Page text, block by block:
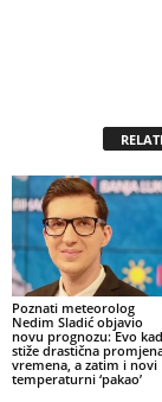
Poznati meteorolog
Nedim Sladić objavio
novu prognozu: Evo
stiže drastična
vremena, a zatim i novi
temperaturni ‘pakao’